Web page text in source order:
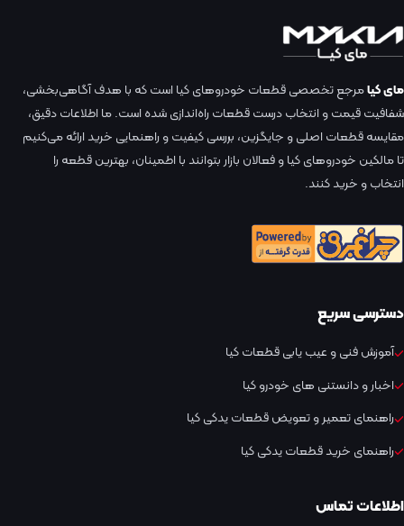
مای کیامرجع تخصصی قطعات خودروهای کیا است که با هدف آگاهی‌بخشی،
شفافیت قیمت و انتخاب درست قطعات راه‌اندازی شده است. ما اطلاعات دقیق،
مقایسه قطعات اصلی و جایگزین، بررسی کیفیت و راهنمایی خرید ارائه می‌کنیم
تا مالکین خودروهای کیا و فعالان بازار بتوانند با اطمینان، بهترین قطعه را
انتخاب و خرید کنند.
دسترسی سریع
آموزش فنی و عیب یابی قطعات کیا
اخبار و دانستنی های خودرو کیا
راهنمای تعمیر و تعویض قطعات یدکی کیا
راهنمای خرید قطعات یدکی کیا
اطلاعات تماس